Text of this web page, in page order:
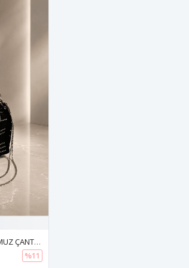
TAŞLI MODEL ZİNCİRLİ EL VE OMUZ ÇANTASI Gri
%11